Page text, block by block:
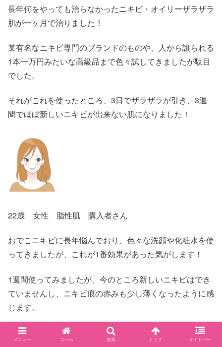
長年何をやっても治らなかったニキビ・オイリーザラザラ
肌が一ヶ月で治りました！
某有名なニキビ専門のブランドのものや、人から譲られる
1本一万円みたいな高級品まで色々試してきましたが駄目
でした。
それがこれを使ったところ、3日でザラザラが引き、3週
間でほぼ新しいニキビが出来ない肌になりました！
22歳 女性 脂性肌 購入者さん
おでこニキビに長年悩んでおり、色々な洗顔や化粧水を使
ってきましたが、これが1番効果があった気がします！
1週間使ってみましたが、今のところ新しいニキビはでき
ていませんし、ニキビ痕の赤みも少し薄くなったように感
じます。
洗顔を泡立てネットで泡立ててみると、モコモコの気持ち
メニュー ホーム 検索 トップ サイドバー